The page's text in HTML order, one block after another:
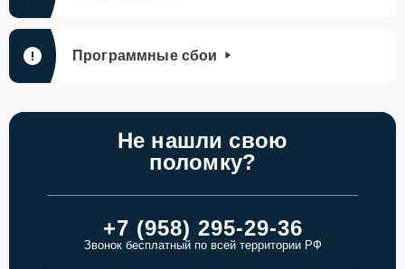
Программные сбои
Не нашли свою
поломку?
+7 (958) 295-29-36
Звонок бесплатный по всей территории РФ